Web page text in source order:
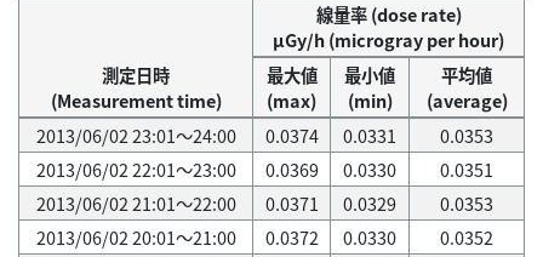
測定日時
(Measurement time)
線量率 (dose rate)
μGy/h (microgray per hour)
最大値
(max)
最小値
(min)
平均値
(average)
2013/06/02 23:01～24:00
0.0374 0.0331
0.0353
2013/06/02 22:01～23:00
0.0369 0.0330
0.0351
2013/06/02 21:01～22:00
0.0371 0.0329
0.0353
2013/06/02 20:01～21:00
0.0372 0.0330
0.0352